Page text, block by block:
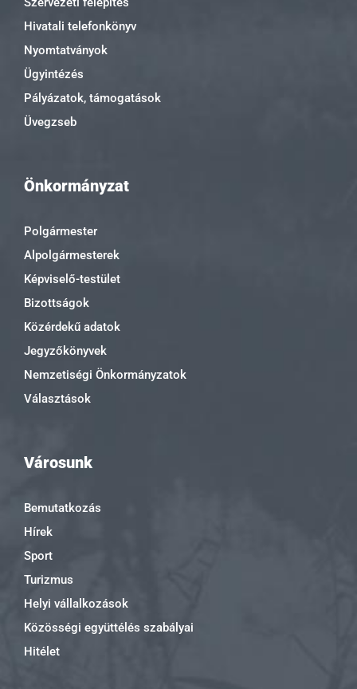
Hivatali telefonkönyv
Nyomtatványok
Ügyintézés
Pályázatok, támogatások
Üvegzseb
Önkormányzat
Polgármester
Alpolgármesterek
Képviselő-testület
Bizottságok
Közérdekű adatok
Jegyzőkönyvek
Nemzetiségi Önkormányzatok
Választások
Városunk
Bemutatkozás
Hírek
Sport
Turizmus
Helyi vállalkozások
Közösségi együttélés szabályai
Hitélet